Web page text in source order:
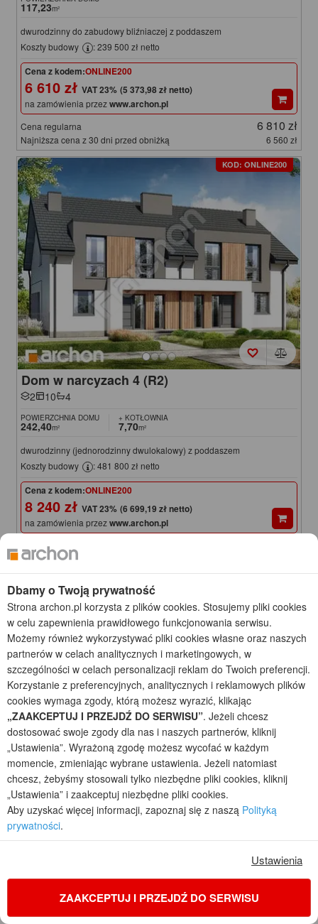
117,23m²
dwurodzinny do zabudowy bliźniaczej z poddaszem
Koszty budowy
: 239 500 zł netto
Cena z kodem:ONLINE200
6 610 zł (5 373,98 zł netto)
na zamówienia przezwww.archon.pl
Cena regularna 6 810 zł
Najniższa cena z 30 dni przed obniżką 6 560 zł
KOD: ONLINE200
Dom w narcyzach 4 (R2)
2 10 4
POWIERZCHNIA DOMU
242,40m²
+ KOTŁOWNIA
7,70m²
dwurodzinny (jednorodzinny dwulokalowy) z poddaszem
Koszty budowy
: 481 800 zł netto
Cena z kodem:ONLINE200
8 240 zł (6 699,19 zł netto)
na zamówienia przezwww.archon.pl
Cena regularna
Najniższa cena z 30 dni przed obniżką
Dom w siódmaczkach (E) OZE
2 5 2
130,29 3,58
Dbamy o Twoją prywatność
Strona archon.pl korzysta z plików cookies. Stosujemy pliki cookies
w celu zapewnienia prawidłowego funkcjonowania serwisu.
Możemy również wykorzystywać pliki cookies własne oraz naszych
partnerów w celach analitycznych i marketingowych, w
szczególności w celach personalizacji reklam do Twoich preferencji.
Korzystanie z preferencyjnych, analitycznych i reklamowych plików
cookies wymaga zgody, którą możesz wyrazić, klikając
„ZAAKCEPTUJ I PRZEJDŹ DO SERWISU”. Jeżeli chcesz
dostosować swoje zgody dla nas i naszych partnerów, kliknij
„Ustawienia”. Wyrażoną zgodę możesz wycofać w każdym
momencie, zmieniając wybrane ustawienia. Jeżeli natomiast
chcesz, żebyśmy stosowali tylko niezbędne pliki cookies, kliknij
„Ustawienia” i zaakceptuj niezbędne pliki cookies.
Aby uzyskać więcej informacji, zapoznaj się z naszą Polityką
prywatności.
Ustawienia
ZAAKCEPTUJ I PRZEJDŹ DO SERWISU